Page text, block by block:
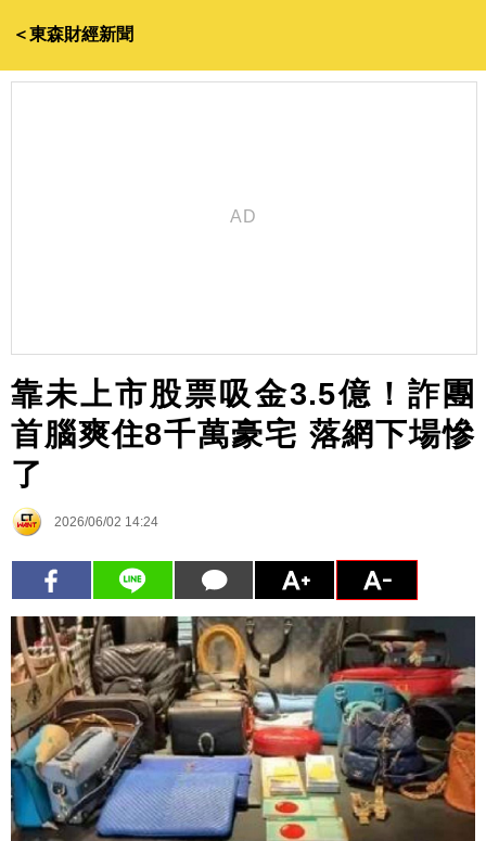
＜東森財經新聞
靠未上市股票吸金3.5億！詐團
首腦爽住8千萬豪宅 落網下場慘
了
2026/06/02 14:24